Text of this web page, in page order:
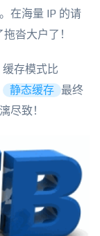
在海量 IP 的请
沓大户了！
存模式比
静态缓存 最终
尽致！